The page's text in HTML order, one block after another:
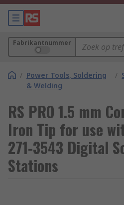
Fabrikantnummer
/ Power Tools, Soldering
& Welding
/
RS PRO 1.5 mm
Iron Tip for use
271-3543 Digital
Stations